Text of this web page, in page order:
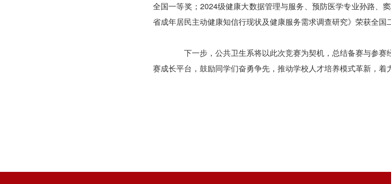
全国一等奖；2024级健康大数据管理与服务、预防医学专业孙路
省成年居民主动健康知信行现状及健康服务需求调查研究》荣获全国
下一步，公共卫生系将以此次竞赛为契机，总结备赛与参赛
赛成长平台，鼓励同学们奋勇争先，推动学校人才培养模式革新，